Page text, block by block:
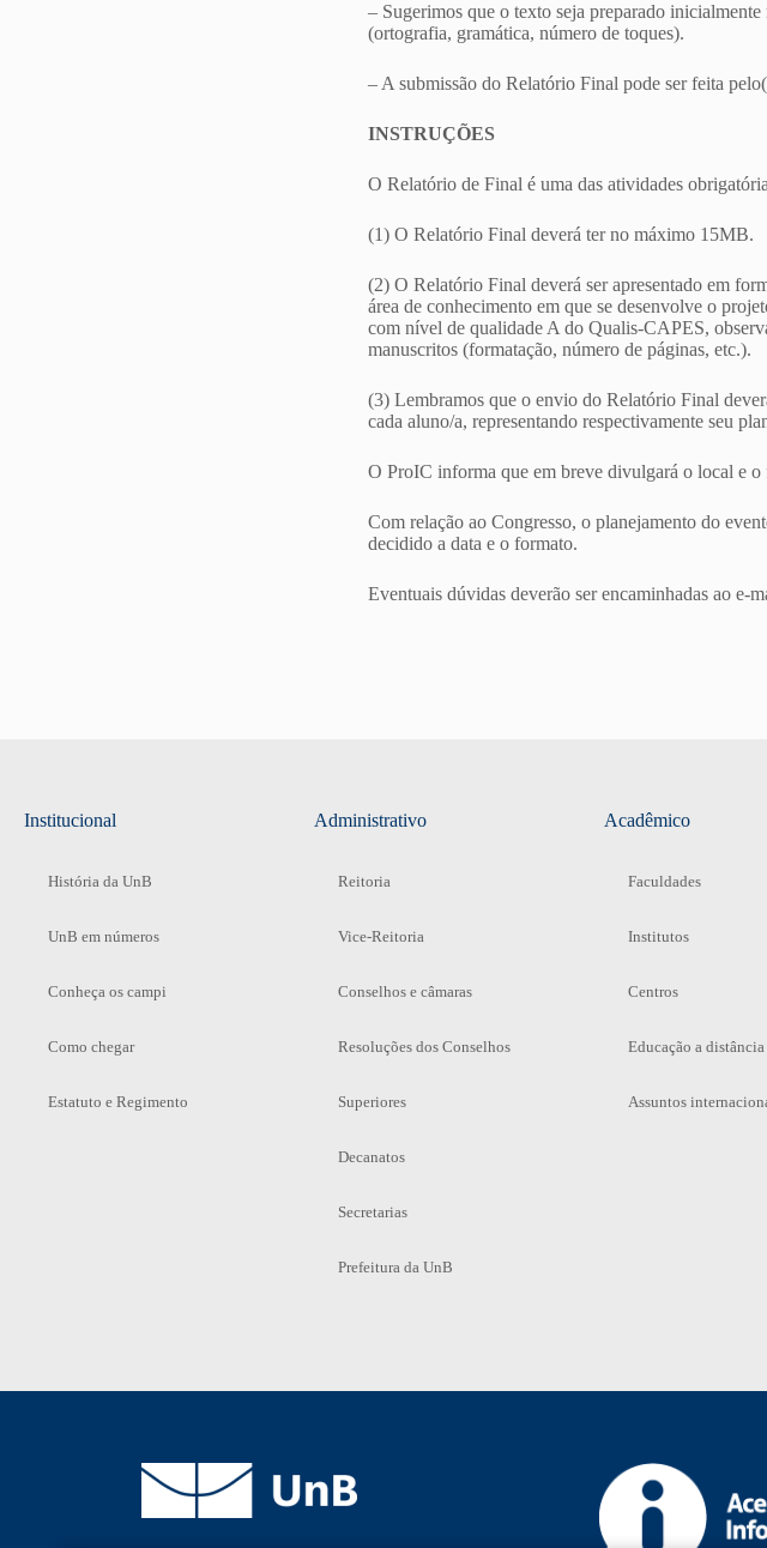
– Sugerimos que o texto seja preparado
(ortografia, gramática, número de toques).
– A submissão do Relatório Final pode ser feita
INSTRUÇÕES
O Relatório de Final é uma das atividades
(1) O Relatório Final deverá ter no máximo 15MB.
(2) O Relatório Final deverá ser apresentado em
área de conhecimento em que se desenvolve o
com nível de qualidade A do Qualis-CAPES,
manuscritos (formatação, número de páginas, etc.).
(3) Lembramos que o envio do Relatório Final
cada aluno/a, representando respectivamente seu
O ProIC informa que em breve divulgará o local e o
Com relação ao Congresso, o planejamento do
decidido a data e o formato.
Eventuais dúvidas deverão ser encaminhadas ao e-
Institucional
História da UnB
UnB em números
Conheça os campi
Como chegar
Estatuto e Regimento
Administrativo
Reitoria
Vice-Reitoria
Conselhos e câmaras
Resoluções dos Conselhos
Superiores
Decanatos
Secretarias
Prefeitura da UnB
Acadêmico
Faculdades
Institutos
Centros
Educação a distância
Assuntos